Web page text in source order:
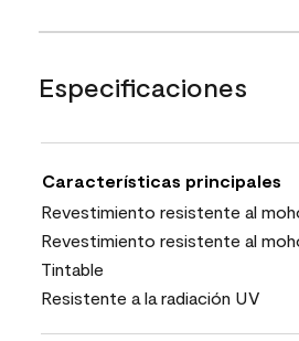
Especificaciones
Características principales
Revestimiento resistente al
Revestimiento resistente al
Tintable
Resistente a la radiación UV